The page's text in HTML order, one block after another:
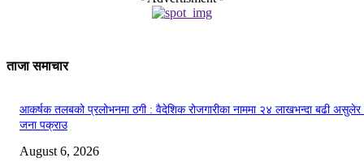
ताजा समाचार
आकर्षक तलबको प्रलोभनमा ठगी : वैदेशिक रोजगारीका नाममा २४ लाखभन्दा बढी असुलेर
जना पक्राउ
August 6, 2026